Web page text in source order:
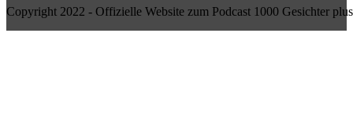
Copyright 2022 - Offizielle Website zum Podcast 1000 Gesichter